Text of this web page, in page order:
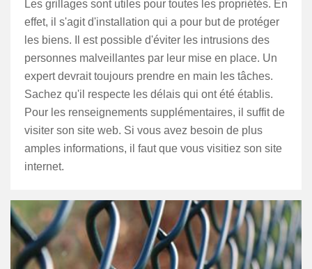
Les grillages sont utiles pour toutes les propriétés. En
effet, il s'agit d'installation qui a pour but de protéger
les biens. Il est possible d'éviter les intrusions des
personnes malveillantes par leur mise en place. Un
expert devrait toujours prendre en main les tâches.
Sachez qu'il respecte les délais qui ont été établis.
Pour les renseignements supplémentaires, il suffit de
visiter son site web. Si vous avez besoin de plus
amples informations, il faut que vous visitiez son site
internet.